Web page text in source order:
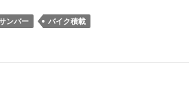
ンバー バイク積載